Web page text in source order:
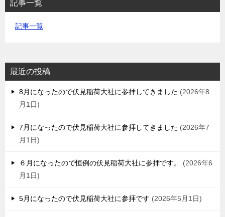
記事一覧
記事一覧
最近の投稿
8月になったので伏見稲荷大社に参拝してきました
2026年8
月1日
7月になったので伏見稲荷大社に参拝してきました
2026年7
月1日
６月になったので恒例の伏見稲荷大社に参拝です。
2026年6
月1日
5月になったので伏見稲荷大社に参拝です 2026年5月1日